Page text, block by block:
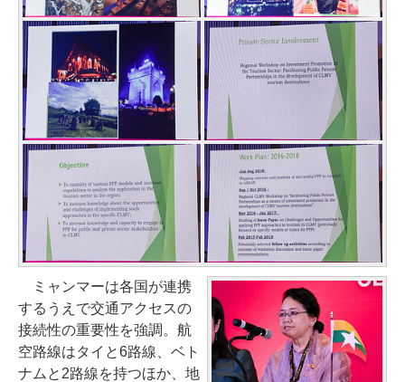
ミャンマーは各国が連携
するうえで交通アクセスの
接続性の重要性を強調。航
空路線はタイと6路線、ベト
ナムと2路線を持つほか、地